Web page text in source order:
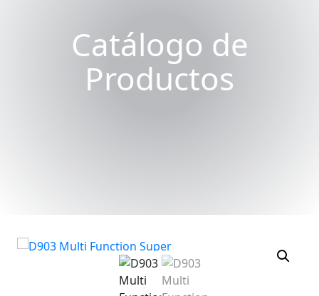
Catálogo de
Productos